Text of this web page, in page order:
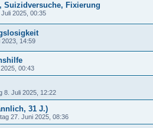
Suizidversuche, Fixierung
2025, 00:35
2023, 14:59
00:43
8. Juli 2025, 12:22
31 J.)
27. Juni 2025, 08:36